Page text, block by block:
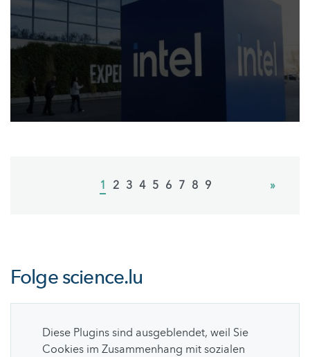
Current
1 Page
2 Page
3 Page
4 Page
5 Page
6 Page
7 Page
8 Page
9
Next
»
Folgescience.lu
Diese Plugins sind ausgeblendet, weil Sie
Cookies im Zusammenhang mit sozialen